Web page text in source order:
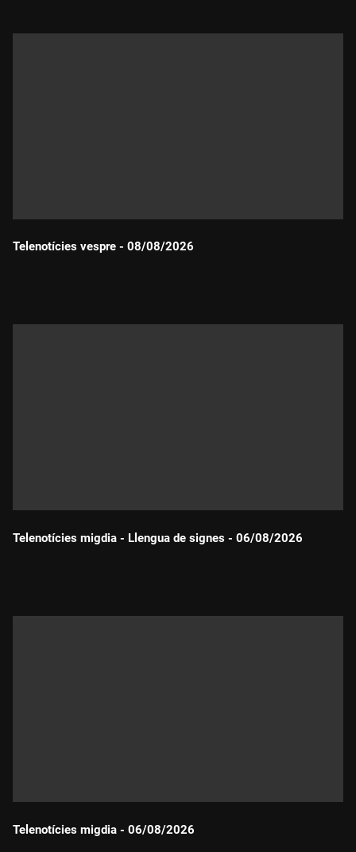
Telenotícies vespre - 08/08/2026
Telenotícies migdia - Llengua de signes - 06/08/2026
Telenotícies migdia - 06/08/2026